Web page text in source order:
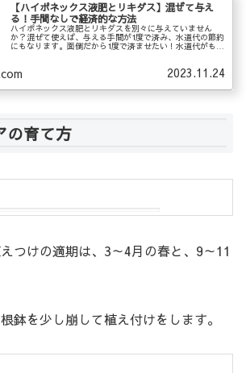
【ハイポネックス液肥とリキダス】混ぜて与え
る！手間なしで経済的な方法
ハイポネックス液肥とリキダスを別々に与えていません
か？混ぜて使えば、与える手間が1度で済み、水道代の節約
にもなります。面倒だから1度で済ませたい！水道代がもっ
2023.11.24
の育て方
つけの適期は、3～4月の春と、9～11
鉢を少し崩して植え付けをします。